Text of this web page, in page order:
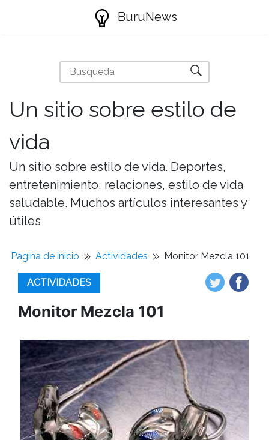
BuruNews
Un sitio sobre estilo de
vida
Un sitio sobre estilo de vida. Deportes,
entretenimiento, relaciones, estilo de vida
saludable. Muchos artículos interesantes y
útiles
Pagina de inicio Actividades Monitor Mezcla 101
ACTIVIDADES
Monitor Mezcla 101